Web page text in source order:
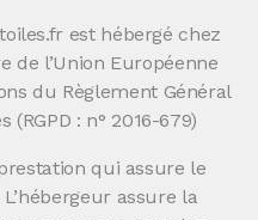
est hébergé chez
l’Union Européenne
du Règlement Général
: n° 2016-679)
qui assure le
assure la